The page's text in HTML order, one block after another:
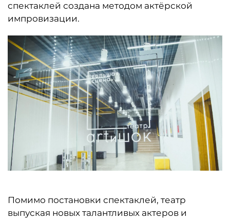
спектаклей создана методом актёрской
импровизации.
Помимо постановки спектаклей, театр
выпуская новых талантливых актеров и